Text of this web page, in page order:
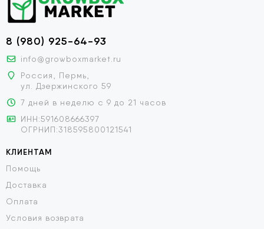
8 (980) 925-64-93
info@growboxmarket.ru
Россия, Пермь,
ул. Дзержинского 59
7 дней в неделю с 9 до 21 часов
ИНН:591608666397
ОГРНИП:318595800121541
КЛИЕНТАМ
Помощь
Доставка
Оплата
Условия возврата